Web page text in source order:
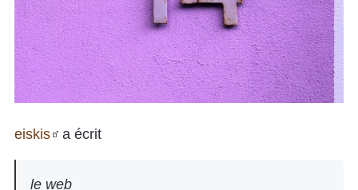
eiskis a écrit
le web